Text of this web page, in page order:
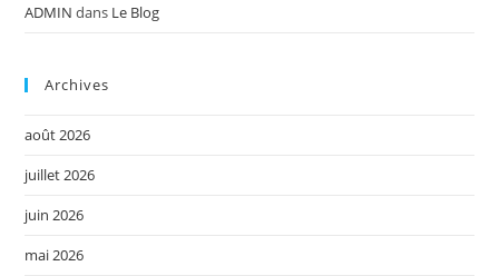
ADMIN dans Le Blog
Archives
août 2026
juillet 2026
juin 2026
mai 2026